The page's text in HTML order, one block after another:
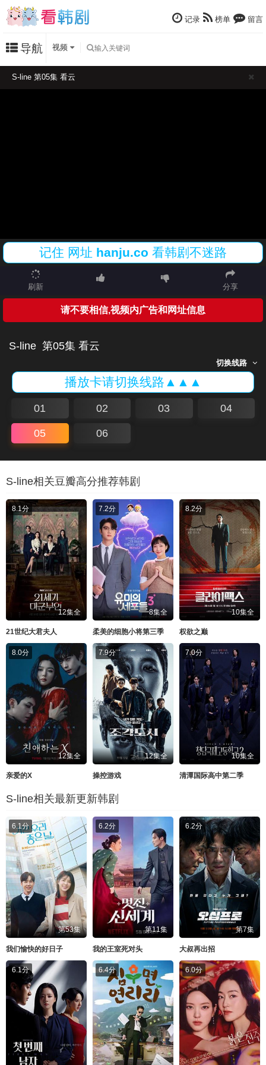
记录 榜单 留言
导航 视频
S-line 第05集 看云
记住 网址 hanju.co 看韩剧不迷路
刷新 分享
请不要相信,视频内广告和网址信息
S-line 第05集 看云
切换线路
播放卡请切换线路▲▲▲
01 02 03 04
05 06
S-line相关豆瓣高分推荐韩剧
8.1分
12集全
21世纪大君夫人
7.2分
8集全
柔美的细胞小将第三季
8.2分
10集全
权欲之巅
8.0分
12集全
亲爱的X
7.9分
12集全
操控游戏
7.0分
10集全
清潭国际高中第二季
S-line相关最新更新韩剧
6.1分
第53集
我们愉快的好日子
6.2分
第11集
我的王室死对头
6.2分
第7集
大叔再出招
6.1分 6.4分 6.0分